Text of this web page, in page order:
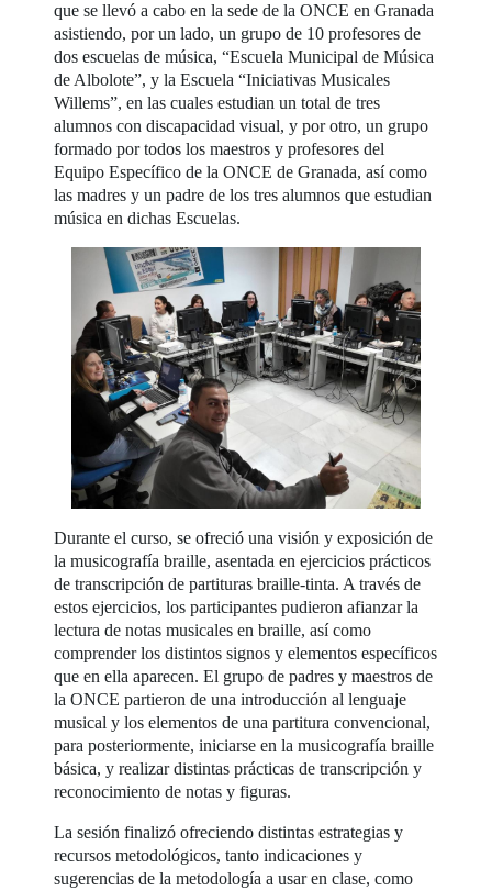
que se llevó a cabo en la sede de la ONCE en Granada
asistiendo, por un lado, un grupo de 10 profesores de
dos escuelas de música, “Escuela Municipal de Música
de Albolote”, y la Escuela “Iniciativas Musicales
Willems”, en las cuales estudian un total de tres
alumnos con discapacidad visual, y por otro, un grupo
formado por todos los maestros y profesores del
Equipo Específico de la ONCE de Granada, así como
las madres y un padre de los tres alumnos que estudian
música en dichas Escuelas.
Durante el curso, se ofreció una visión y exposición de
la musicografía braille, asentada en ejercicios prácticos
de transcripción de partituras braille-tinta. A través de
estos ejercicios, los participantes pudieron afianzar la
lectura de notas musicales en braille, así como
comprender los distintos signos y elementos específicos
que en ella aparecen. El grupo de padres y maestros de
la ONCE partieron de una introducción al lenguaje
musical y los elementos de una partitura convencional,
para posteriormente, iniciarse en la musicografía braille
básica, y realizar distintas prácticas de transcripción y
reconocimiento de notas y figuras.
La sesión finalizó ofreciendo distintas estrategias y
recursos metodológicos, tanto indicaciones y
sugerencias de la metodología a usar en clase, como